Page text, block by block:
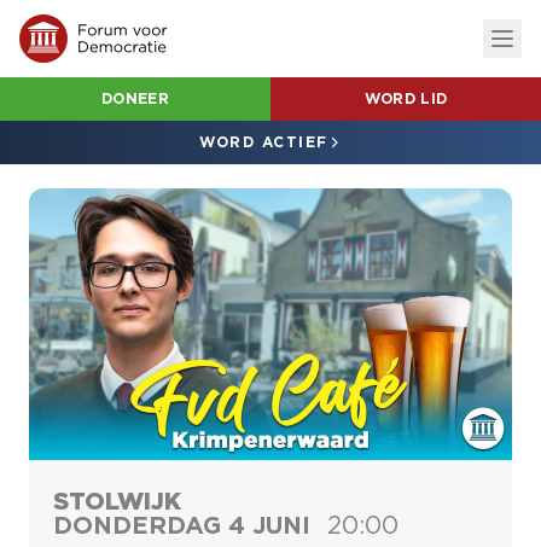
DONEER WORD LID
WORD ACTIEF
STOLWIJK
DONDERDAG 4 JUNI
20:00